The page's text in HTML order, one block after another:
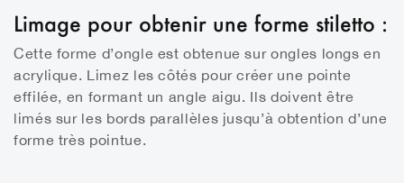
Limage pour obtenir une forme stiletto :
Cette forme d’ongle est obtenue sur ongles longs en
acrylique. Limez les côtés pour créer une pointe
effilée, en formant un angle aigu. Ils doivent être
limés sur les bords parallèles jusqu’à obtention d’une
forme très pointue.